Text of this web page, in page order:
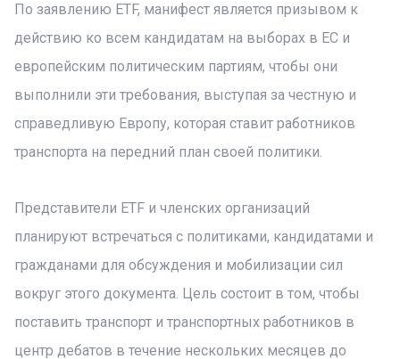
По заявлению ETF, манифест является призывом к
действию ко всем кандидатам на выборах в ЕС и
европейским политическим партиям, чтобы они
выполнили эти требования, выступая за честную и
справедливую Европу, которая ставит работников
транспорта на передний план своей политики.
Представители ETF и членских организаций
планируют встречаться с политиками, кандидатами и
гражданами для обсуждения и мобилизации сил
вокруг этого документа. Цель состоит в том, чтобы
поставить транспорт и транспортных работников в
центр дебатов в течение нескольких месяцев до